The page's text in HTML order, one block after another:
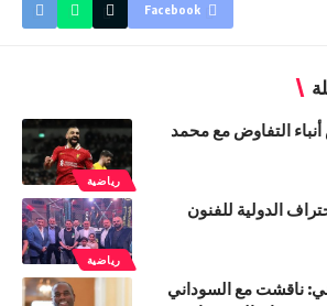
Facebook
رياضية
التفاوض مع محمد
رياضية
الدولية للفنون
ناقشت مع السوداني